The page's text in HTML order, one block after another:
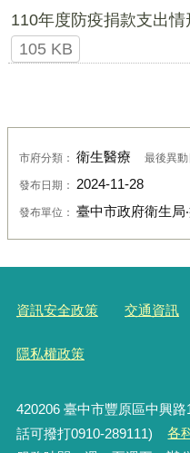
110年度防疫捐款支出
105 KB
市府分類： 衛生醫療 最後異動
發布日期： 2024-11-28
發布單位： 臺中市政府衛生局
資訊安全政策 交通資訊
隱私權政策
420206臺中市豐原區中興路
話可撥打0910-289111)
各